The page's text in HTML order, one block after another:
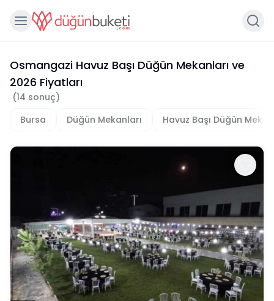
Osmangazi Havuz Başı Düğün Mekanları ve
2026 Fiyatları
(14 sonuç)
Bursa
Düğün Mekanları Havuz Başı Düğün